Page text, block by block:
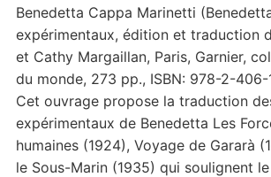
Benedetta Cappa Marinetti
expérimentaux, édition et traduction
et Cathy Margaillan, Paris, Garnier,
du monde, 273 pp., ISBN: 978-2-
Cet ouvrage propose la traduction
expérimentaux de Benedetta Les
humaines (1924), Voyage de Gararà
le Sous-Marin (1935) qui soulignent